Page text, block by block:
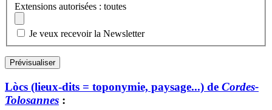
Extensions autorisées : toutes
Je veux recevoir la Newsletter
Lòcs (lieux-dits = toponymie, paysage...) de Cordes-
Tolosannes :